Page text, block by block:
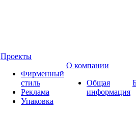
Проекты
Фирменный
стиль
Реклама
Упаковка
О компании
Общая
информация